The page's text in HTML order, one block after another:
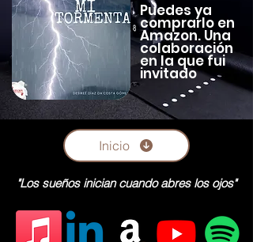
Puedes ya
comprarlo en
Amazon. Una
colaboración
en la que fui
invitado
Inicio
"Los sueños inician cuando abres los ojos"